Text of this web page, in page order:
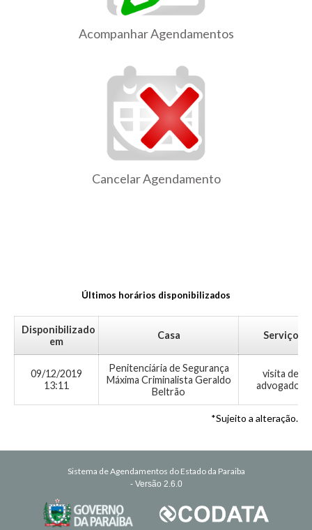
Acompanhar Agendamentos
Cancelar Agendamento
Últimos horários disponibilizados
Disponibilizado
em
Casa Serviço
09/12/2019
13:11
Penitenciária de Segurança
Máxima Criminalista Geraldo
Beltrão
visita de
advogados
*Sujeito a alteração.
Sistema de Agendamentos do Estado da Paraiba
- Versão 2.6.0